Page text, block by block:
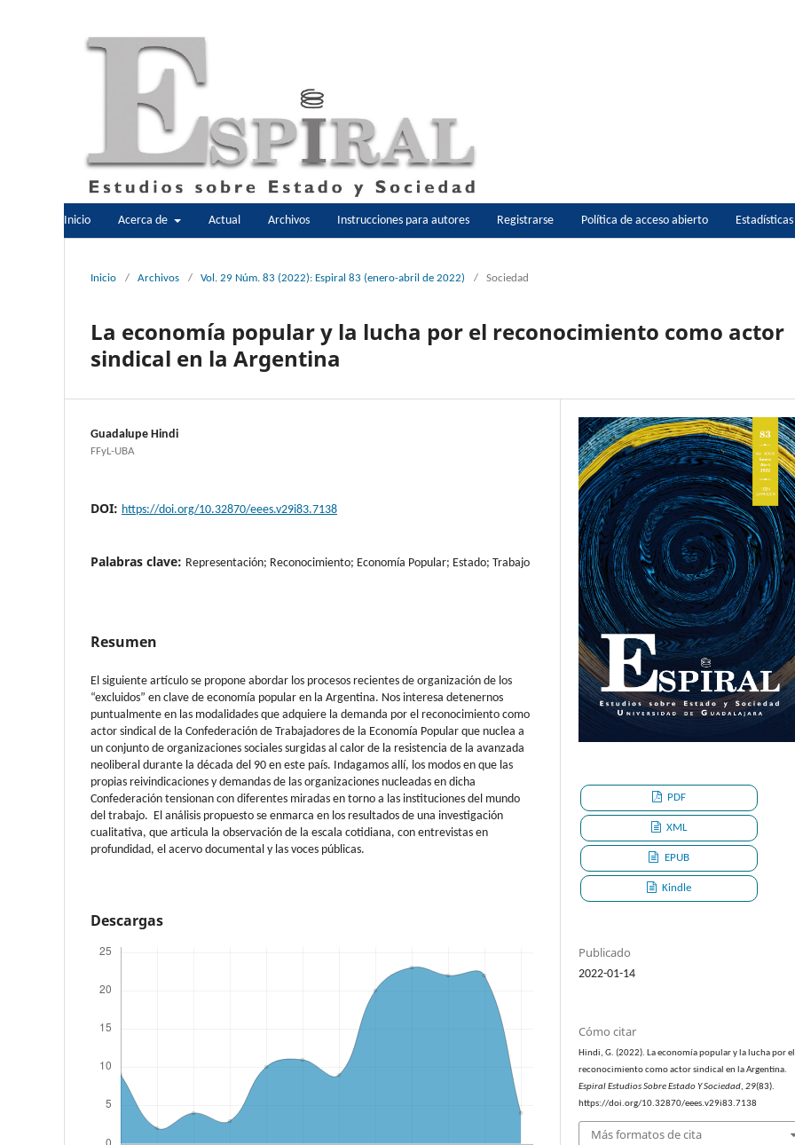
Inicio Acerca de Actual Archivos Instrucciones para autores Registrarse Política de acceso abierto Estadísticas
Inicio / Archivos / Vol. 29 Núm. 83 (2022): Espiral 83 (enero-abril de 2022) / Sociedad
La economía popular y la lucha por el reconocimiento como actor
sindical en la Argentina
Guadalupe Hindi
FFyL-UBA
DOI: https://doi.org/10.32870/eees.v29i83.7138
Palabras clave: Representación; Reconocimiento; Economía Popular; Estado; Trabajo
Resumen
El siguiente artículo se propone abordar los procesos recientes de organización de los
“excluidos” en clave de economía popular en la Argentina. Nos interesa detenernos
puntualmente en las modalidades que adquiere la demanda por el reconocimiento como
actor sindical de la Confederación de Trabajadores de la Economía Popular que nuclea a
un conjunto de organizaciones sociales surgidas al calor de la resistencia de la avanzada
neoliberal durante la década del 90 en este país. Indagamos allí, los modos en que las
propias reivindicaciones y demandas de las organizaciones nucleadas en dicha
Confederación tensionan con diferentes miradas en torno a las instituciones del mundo
del trabajo. El análisis propuesto se enmarca en los resultados de una investigación
cualitativa, que articula la observación de la escala cotidiana, con entrevistas en
profundidad, el acervo documental y las voces públicas.
Descargas
PDF
XML
EPUB
Kindle
Publicado
2022-01-14
Cómo citar
Hindi, G. (2022). La economía popular y la lucha por el
reconocimiento como actor sindical en la Argentina.
Espiral Estudios Sobre Estado Y Sociedad,29(83).
https://doi.org/10.32870/eees.v29i83.7138
Más formatos de cita